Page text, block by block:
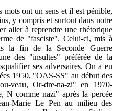
mots ont un sens et il est pénible,
y compris et surtout dans notre
aller à reprendre une rhétorique
de "fasciste". Celui-ci, mis à
la fin de la Seconde Guerre
des "insultes" préférée de la
ses adversaires. On a eu
1950, "OAS-SS" au début des
veau, Or-dre-na-zi" en 1970-
N comme nazi" après la percée
Marie Le Pen au milieu des